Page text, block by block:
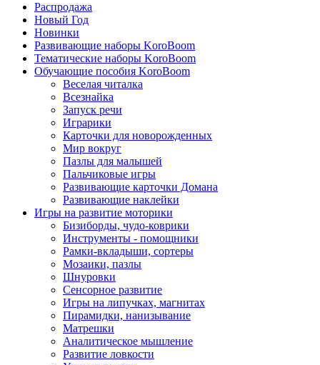
Распродажа
Новый Год
Новинки
Развивающие наборы KoroBoom
Тематические наборы KoroBoom
Обучающие пособия KoroBoom
Веселая читалка
Всезнайка
Запуск речи
Играрики
Карточки для новорожденных
Мир вокруг
Пазлы для малышей
Пальчиковые игры
Развивающие карточки Домана
Развивающие наклейки
Игры на развитие моторики
Бизиборды, чудо-коврики
Инструменты - помощники
Рамки-вкладыши, сортеры
Мозаики, пазлы
Шнуровки
Сенсорное развитие
Игры на липучках, магнитах
Пирамидки, нанизывание
Матрешки
Аналитическое мышление
Развитие ловкости